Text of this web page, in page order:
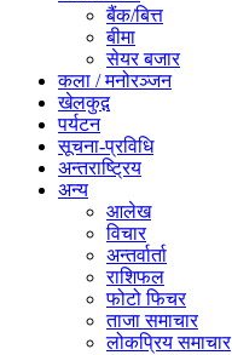
बैंक/बित्त
बीमा
सेयर बजार
कला / मनोरञ्जन
खेलकुद़़
पर्यटन
सूचना-प्रविधि
अन्तराष्ट्रिय
अन्य
आलेख
विचार
अन्तर्वार्ता
राशिफल
फोटो फिचर
ताजा समाचार
लोकप्रिय समाचार